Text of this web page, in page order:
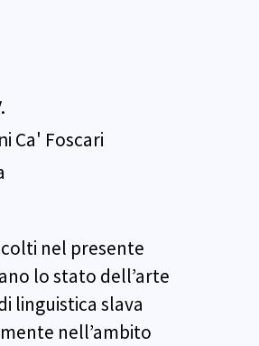
Ca' Foscari
nel presente
lo stato dell’arte
linguistica slava
nell’ambito